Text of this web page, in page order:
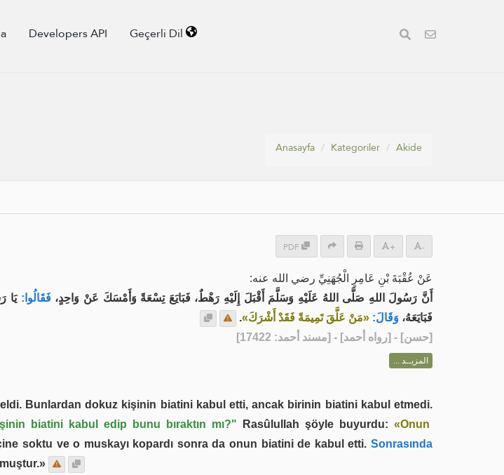
Developers API Geçerli Dil
Anasayfa Kategoriler Akide
PDF + -
عَنْ عُقْبَةَ بْنِ عَامِرٍ الْجُهَنِيِّ رضي الله عنه:
أَنَّ رَسُولَ اللهِ صَلَّى اللهُ عَلَيْهِ وَسَلَّمَ أَقْبَلَ إِلَيْهِ رَهْطٌ، فَبَايَعَ تِسْعَةً وَأَمْسَكَ عَنْ وَاحِدٍ، فَقَالُوا: يَا
فَبَايَعَهُ، وَقَالَ: «مَنْ عَلَّقَ تَمِيمَةً فَقَدْ أَشْرَكَ».
[حسن] - [رواه أحمد] - [مسند أحمد: 17422]
المزيــد ...
Bunlardan dokuz kişinin biatini kabul etti, ancak birinin biatini kabul etmedi.
biatini kabul edip bunu bıraktın mı?" Rasûlullah şöyle buyurdu: «Onun
soktu ve o muskayı kopardı sonra da onun biatini de kabul etti. Sonrasında